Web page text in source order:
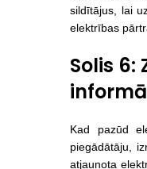
sildītājus, lai
elektrības
Solis
Kad pazūd
piegādātāju,
atjaunota